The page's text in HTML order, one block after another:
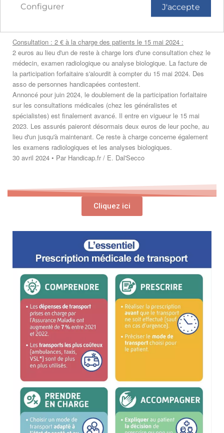
Consultation : 2 € à la charge des patients le 15 mai 2024 :
2 euros au lieu d'un de reste à charge lors d'une consultation chez le
médecin, examen radiologique ou analyse biologique. La facture de
la participation forfaitaire s'alourdit à compter du 15 mai 2024. Des
asso de personnes handicapées contestent.
Annoncé pour juin 2024, le doublement de la participation forfaitaire
sur les consultations médicales (chez les généralistes et
spécialistes) est finalement avancé. Il entre en vigueur le 15 mai
2023. Les assurés paieront désormais deux euros de leur poche, au
lieu d'un jusqu'à maintenant. Ce reste à charge concerne également
les examens radiologiques et les analyses biologiques.
30 avril 2024 • Par Handicap.fr / E. Dal'Secco
Cliquez ici
J'accepte
Configurer